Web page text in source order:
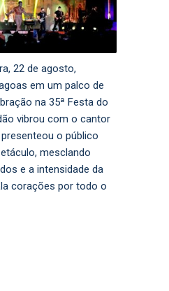
22 de agosto,
em um palco de
na 35ª Festa do
vibrou com o cantor
o público
mesclando
e a intensidade da
corações por todo o